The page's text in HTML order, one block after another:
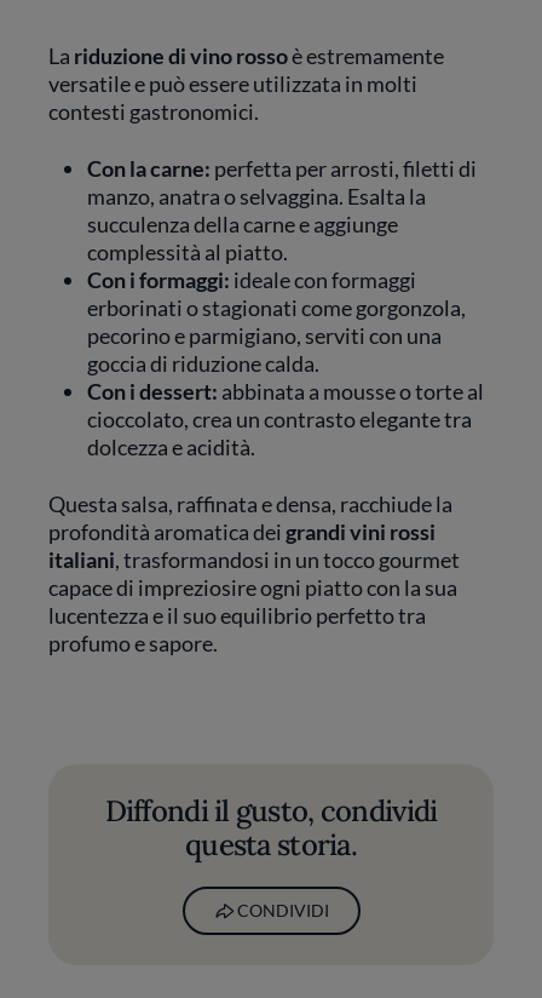
La riduzione di vino rossoè estremamente
versatile e può essere utilizzata in molti
contesti gastronomici.
Con la carne: perfetta per arrosti, filetti di
manzo, anatra o selvaggina. Esalta la
succulenza della carne e aggiunge
complessità al piatto.
Con i formaggi: ideale con formaggi
erborinati o stagionati come gorgonzola,
pecorino e parmigiano, serviti con una
goccia di riduzione calda.
Con i dessert: abbinata a mousse o torte al
cioccolato, crea un contrasto elegante tra
dolcezza e acidità.
Questa salsa, raffinata e densa, racchiude la
profondità aromatica deigrandi vini rossi
italiani, trasformandosi in un tocco gourmet
capace di impreziosire ogni piatto con la sua
lucentezza e il suo equilibrio perfetto tra
profumo e sapore.
Diffondi il gusto, condividi
questa storia.
CONDIVIDI